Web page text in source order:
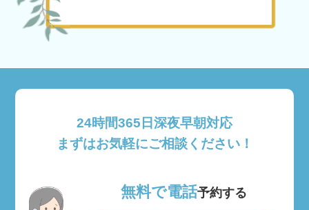
24時間365日深夜早朝対応
まずはお気軽にご相談ください！
無料で電話予約する